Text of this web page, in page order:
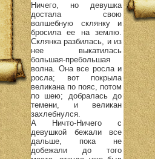
Ничего, но девушка
достала свою
волшебную склянку и
бросила ее на землю.
Склянка разбилась, и из
нее выкатилась
большая-пребольшая
волна. Она все росла и
росла; вот покрыла
великана по пояс, потом
по шею; добралась до
темени, и великан
захлебнулся.
А Ничто-Ничего с
девушкой бежали все
дальше, пока не
добежали до того